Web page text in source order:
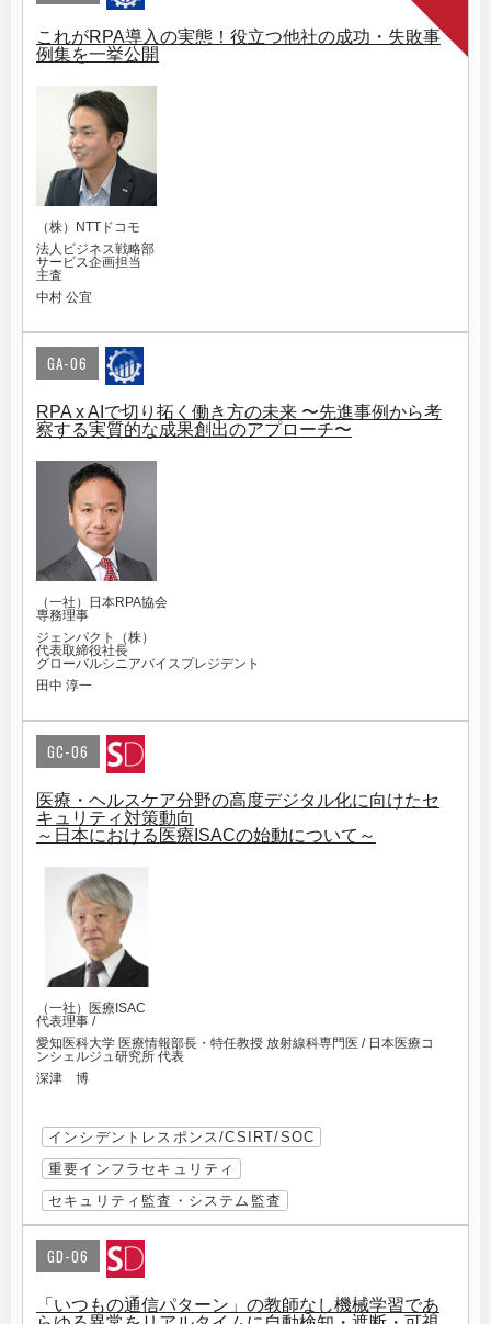
これがRPA導入の実態！役立つ他社の成功・失敗事
例集を一挙公開
（株）NTTドコモ
法人ビジネス戦略部
サービス企画担当
主査
中村 公宜
GA-06
RPA x AIで切り拓く働き方の未来 〜先進事例から考
察する実質的な成果創出のアプローチ〜
（一社）日本RPA協会
専務理事
ジェンパクト（株）
代表取締役社長
グローバルシニアバイスプレジデント
田中 淳一
GC-06
医療・ヘルスケア分野の高度デジタル化に向けたセ
キュリティ対策動向
～日本における医療ISACの始動について～
（一社）医療ISAC
代表理事 /
愛知医科大学 医療情報部長・特任教授 放射線科専門医 / 日本医療コ
ンシェルジュ研究所 代表
深津 博
インシデントレスポンス/CSIRT/SOC
重要インフラセキュリティ
セキュリティ監査・システム監査
GD-06
「いつもの通信パターン」の教師なし機械学習であ